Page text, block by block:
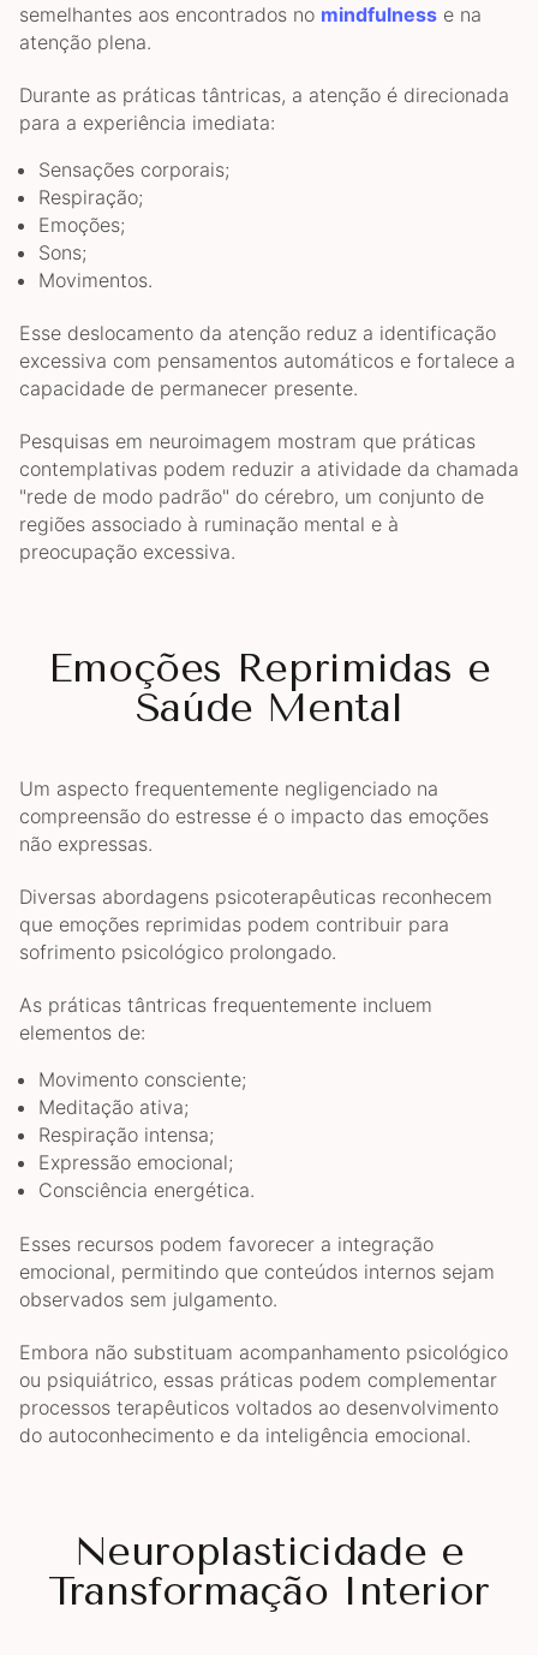
semelhantes aos encontrados no mindfulness e na
atenção plena.
Durante as práticas tântricas, a atenção é direcionada
para a experiência imediata:
Sensações corporais;
Respiração;
Emoções;
Sons;
Movimentos.
Esse deslocamento da atenção reduz a identificação
excessiva com pensamentos automáticos e fortalece a
capacidade de permanecer presente.
Pesquisas em neuroimagem mostram que práticas
contemplativas podem reduzir a atividade da chamada
"rede de modo padrão" do cérebro, um conjunto de
regiões associado à ruminação mental e à
preocupação excessiva.
Emoções Reprimidas e
Saúde Mental
Um aspecto frequentemente negligenciado na
compreensão do estresse é o impacto das emoções
não expressas.
Diversas abordagens psicoterapêuticas reconhecem
que emoções reprimidas podem contribuir para
sofrimento psicológico prolongado.
As práticas tântricas frequentemente incluem
elementos de:
Movimento consciente;
Meditação ativa;
Respiração intensa;
Expressão emocional;
Consciência energética.
Esses recursos podem favorecer a integração
emocional, permitindo que conteúdos internos sejam
observados sem julgamento.
Embora não substituam acompanhamento psicológico
ou psiquiátrico, essas práticas podem complementar
processos terapêuticos voltados ao desenvolvimento
do autoconhecimento e da inteligência emocional.
Neuroplasticidade e
Transformação Interior